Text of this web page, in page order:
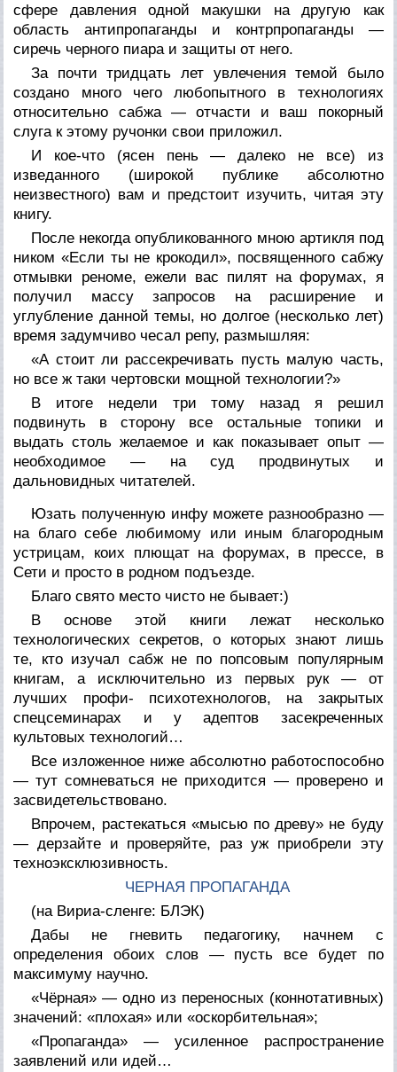
сфере давления одной макушки на другую как
область антипропаганды и контрпропаганды —
сиречь черного пиара и защиты от него.
За почти тридцать лет увлечения темой было
создано много чего любопытного в технологиях
относительно сабжа — отчасти и ваш покорный
слуга к этому ручонки свои приложил.
И кое-что (ясен пень — далеко не все) из
изведанного (широкой публике абсолютно
неизвестного) вам и предстоит изучить, читая эту
книгу.
После некогда опубликованного мною артикля под
ником «Если ты не крокодил», посвященного сабжу
отмывки реноме, ежели вас пилят на форумах, я
получил массу запросов на расширение и
углубление данной темы, но долгое (несколько лет)
время задумчиво чесал репу, размышляя:
«А стоит ли рассекречивать пусть малую часть,
но все ж таки чертовски мощной технологии?»
В итоге недели три тому назад я решил
подвинуть в сторону все остальные топики и
выдать столь желаемое и как показывает опыт —
необходимое — на суд продвинутых и
дальновидных читателей.
Юзать полученную инфу можете разнообразно —
на благо себе любимому или иным благородным
устрицам, коих плющат на форумах, в прессе, в
Сети и просто в родном подъезде.
Благо свято место чисто не бывает:)
В основе этой книги лежат несколько
технологических секретов, о которых знают лишь
те, кто изучал сабж не по попсовым популярным
книгам, а исключительно из первых рук — от
лучших профи- психотехнологов, на закрытых
спецсеминарах и у адептов засекреченных
культовых технологий…
Все изложенное ниже абсолютно работоспособно
— тут сомневаться не приходится — проверено и
засвидетельствовано.
Впрочем, растекаться «мысью по древу» не буду
— дерзайте и проверяйте, раз уж приобрели эту
техноэксклюзивность.
ЧЕРНАЯ ПРОПАГАНДА
(на Вириа-сленге: БЛЭК)
Дабы не гневить педагогику, начнем с
определения обоих слов — пусть все будет по
максимуму научно.
«Чёрная» — одно из переносных (коннотативных)
значений: «плохая» или «оскорбительная»;
«Пропаганда» — усиленное распространение
заявлений или идей…